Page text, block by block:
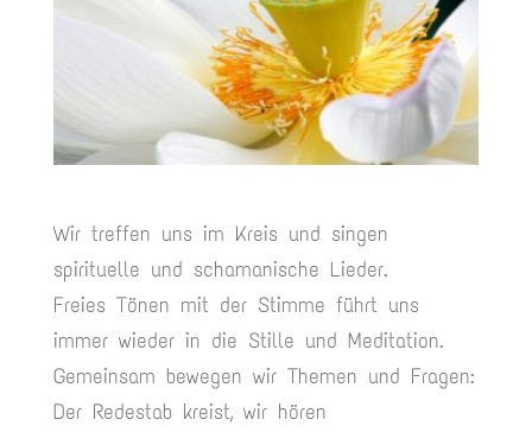
Wir treffen uns im Kreis und singen
spirituelle und schamanische Lieder.
Freies Tönen mit der Stimme führt uns
immer wieder in die Stille und Meditation.
Gemeinsam bewegen wir Themen und Fragen:
Der Redestab kreist, wir hören